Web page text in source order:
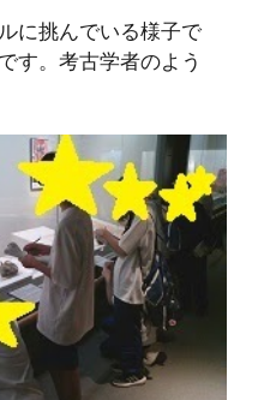
に挑んでいる様子で
す。考古学者のよう